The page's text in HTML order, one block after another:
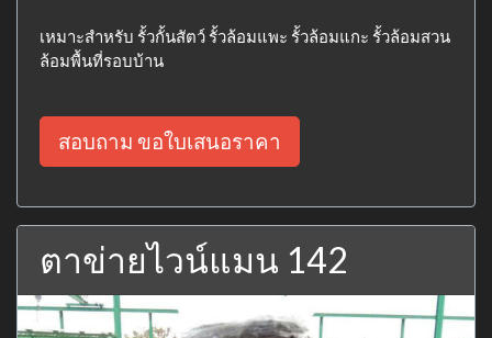
เหมาะสำหรับ รั้วกั้นสัตว์ รั้วล้อมแพะ รั้วล้อมแกะ รั้วล้อมสวน
ล้อมพื้นที่รอบบ้าน
สอบถาม ขอใบเสนอราคา
ตาข่ายไวน์แมน 142